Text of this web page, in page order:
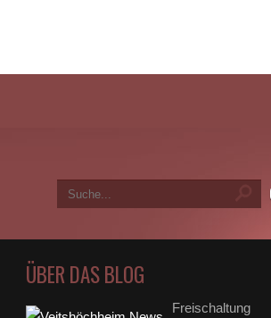
ÜBER DAS BLOG
Freischaltung